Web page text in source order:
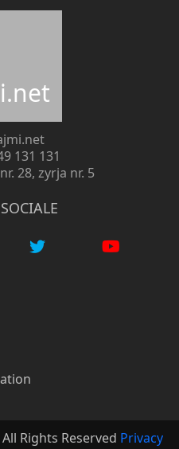
131 131
28, zyrja nr. 5
Rights Reserved Privacy